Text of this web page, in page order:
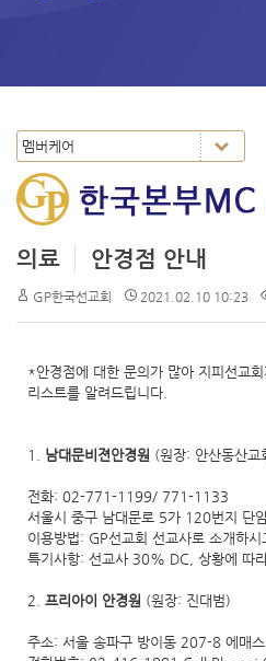
의료 안경점 안내
GP한국선교회 2021.02.10 10:23
*안경점에 대한 문의가 많아 지피선교
리스트를 알려드립니다.
1. 남대문비젼안경원 (원장: 안산동산교
전화: 02-771-1199/ 771-1133
서울시 중구 남대문로 5가 120번지 단
이용방법: GP선교회 선교사로 소개하시
특기사항: 선교사 30% DC, 상황에 따
2. 프리아이 안경원 (원장: 진대범)
주소: 서울 송파구 방이동 207-8 에매